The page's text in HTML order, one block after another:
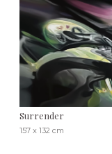
Surrender
157 x 132 cm